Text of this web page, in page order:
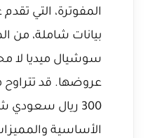
المفوترة، التي
بيانات شاملة، من
سوشيال ميديا لا
300 ريال
الأساسية